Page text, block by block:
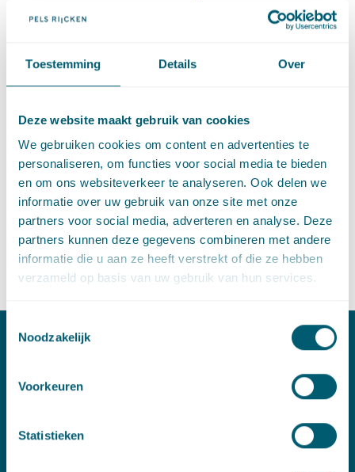
Toestemming Details Over
Deze website maakt gebruik van cookies
We gebruiken cookies om content en advertenties te
personaliseren, om functies voor social media te bieden
en om ons websiteverkeer te analyseren. Ook delen we
informatie over uw gebruik van onze site met onze
partners voor social media, adverteren en analyse. Deze
partners kunnen deze gegevens combineren met andere
informatie die u aan ze heeft verstrekt of die ze hebben
verzameld op basis van uw gebruik van hun services.
Noodzakelijk
Voorkeuren
Statistieken
Gerrit Jan Zwenne
is advocaat partner bij Pels Rijcken en
gegevensbeschermingsrecht. Hij is tevens hoogleraar recht en
Informatie
Datum: dinsdag 29 september 2020
Tijd: 16.00 uur tot 18.10 uur
Docenten: Gerrit Jan Zwenne
PO/PE-punten: 2
Aanmelden
+31 70 515 3000